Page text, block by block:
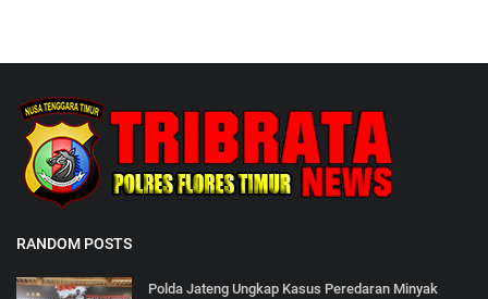
RANDOM POSTS
Polda Jateng Ungkap Kasus Peredaran Minyak